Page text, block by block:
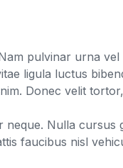
pulvinar urna
ligula luctus
Donec velit
neque. Nulla cursus
faucibus nisl